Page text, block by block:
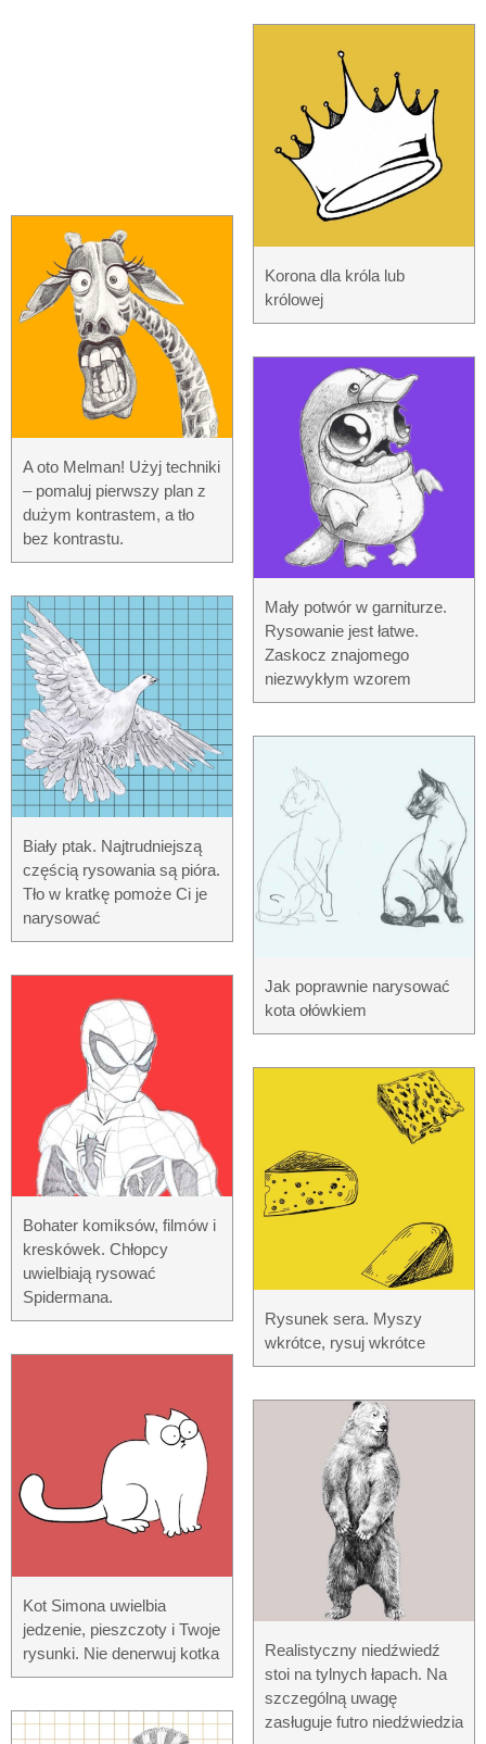
A oto Melman! Użyj techniki
– pomaluj pierwszy plan z
dużym kontrastem, a tło
bez kontrastu.
Biały ptak. Najtrudniejszą
częścią rysowania są pióra.
Tło w kratkę pomoże Ci je
narysować
Bohater komiksów, filmów i
kreskówek. Chłopcy
uwielbiają rysować
Spidermana.
Kot Simona uwielbia
jedzenie, pieszczoty i Twoje
rysunki. Nie denerwuj kotka
Korona dla króla lub
królowej
Mały potwór w garniturze.
Rysowanie jest łatwe.
Zaskocz znajomego
niezwykłym wzorem
Jak poprawnie narysować
kota ołówkiem
Rysunek sera. Myszy
wkrótce, rysuj wkrótce
Realistyczny niedźwiedź
stoi na tylnych łapach. Na
szczególną uwagę
zasługuje futro niedźwiedzia